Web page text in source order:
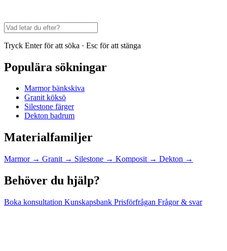
Tryck Enter för att söka · Esc för att stänga
Populära sökningar
Marmor bänkskiva
Granit köksö
Silestone färger
Dekton badrum
Materialfamiljer
Marmor → Granit → Silestone → Komposit → Dekton →
Behöver du hjälp?
Boka konsultation Kunskapsbank Prisförfrågan Frågor & svar